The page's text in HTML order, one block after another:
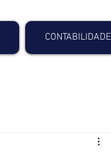
CONTABILIDADE